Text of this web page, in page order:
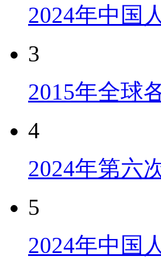
2024年中国
3
2015年全球
4
2024年第六
5
2024年中国